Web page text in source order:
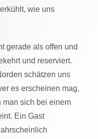
wie uns
gerade als offen und
und reserviert.
schätzen uns
es erscheinen mag,
man sich bei einem
Ein Gast